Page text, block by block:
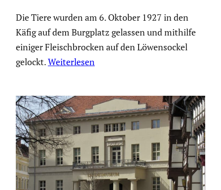
Die Tiere wurden am 6. Oktober 1927 in den
Käfig auf dem Burgplatz gelassen und mithilfe
einiger Fleischbrocken auf den Löwensockel
gelockt.Weiterlesen